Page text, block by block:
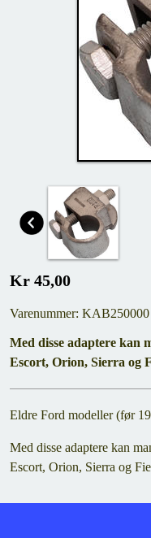
Kr 45,00
Varenummer: KAB250000
Med disse adaptere kan
Escort, Orion, Sierra og
Eldre Ford modeller (før
Med disse adaptere kan
Escort, Orion, Sierra og